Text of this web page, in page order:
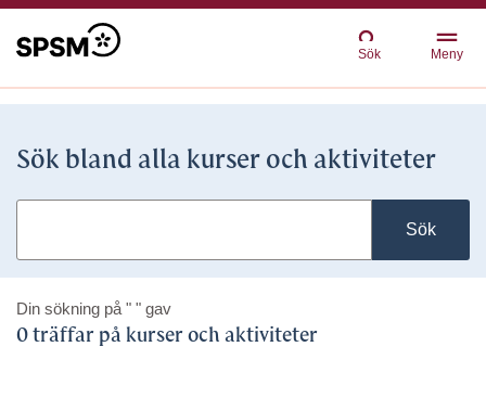
Sök Meny
Sök bland alla kurser och aktiviteter
Sök
Din sökning på " " gav
0 träffar på kurser och aktiviteter